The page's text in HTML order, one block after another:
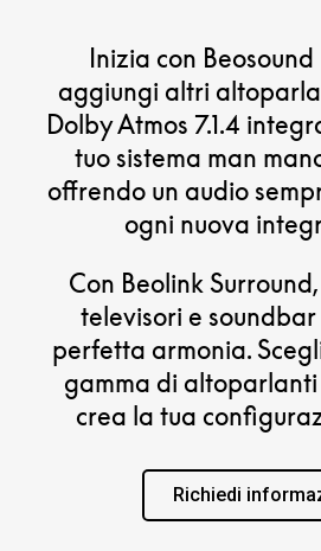
Inizia con
aggiungi altri
Dolby Atmos 7.1.4
tuo sistema man
offrendo un audio
ogni nuova
Con Beolink
televisori e
perfetta armonia.
gamma di
crea la tua
Richiedi